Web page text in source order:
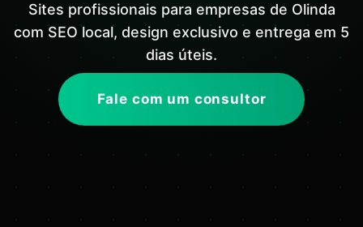
Sites profissionais para empresas de Olinda
com SEO local, design exclusivo e entrega em 5
dias úteis.
Fale com um consultor